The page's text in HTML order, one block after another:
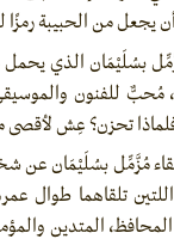
يجعل من الحبيبة
بسُلَيْمَان الذي يحمل
مُحبٌّ للفنون
تحزن؟ عِش لأقصى
مُزَّمِّل بسُلَيْمَان عن
اللتين تلقاهما طوال
المتدين